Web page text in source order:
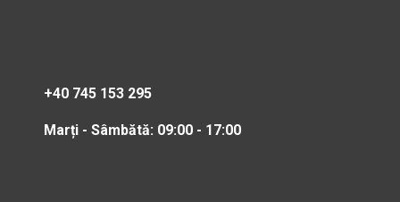
+40 745 153 295
Marți - Sâmbătă: 09:00 - 17:00